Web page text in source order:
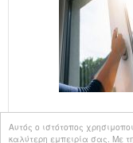
Αυτός ο ιστότοπος
καλύτερη εμπειρία σας. Με
All